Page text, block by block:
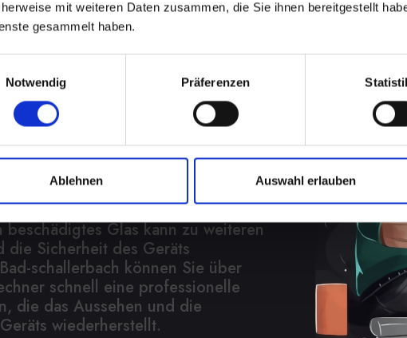
mit weiteren Daten zusammen, die Sie ihnen bereitgestellt
gesammelt haben.
Notwendig
Präferenzen
Ablehnen Auswahl erlauben
Glas an
11 in
Wir
es
ist nicht nur ein optisches Problem,
Funktionalität Ihres IPHONE-11
Glas kann zu weiteren
die Sicherheit des Geräts
schallerbach können Sie über
schnell eine professionelle
die das Aussehen und die
wiederherstellt.